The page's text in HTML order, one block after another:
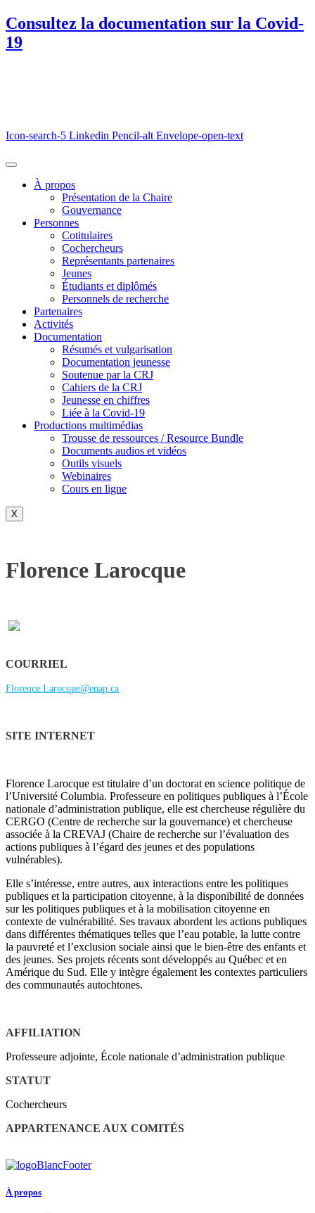
Consultez la documentation sur la Covid-
19
Icon-search-5 Linkedin Pencil-alt Envelope-open-text
À propos
Présentation de la Chaire
Gouvernance
Personnes
Cotitulaires
Cochercheurs
Représentants partenaires
Jeunes
Étudiants et diplômés
Personnels de recherche
Partenaires
Activités
Documentation
Résumés et vulgarisation
Documentation jeunesse
Soutenue par la CRJ
Cahiers de la CRJ
Jeunesse en chiffres
Liée à la Covid-19
Productions multimédias
Trousse de ressources / Resource Bundle
Documents audios et vidéos
Outils visuels
Webinaires
Cours en ligne
X
Florence Larocque
COURRIEL
Florence.Larocque@enap.ca
SITE INTERNET
Florence Larocque est titulaire d’un doctorat en science politique de
l’Université Columbia. Professeure en politiques publiques à l’École
nationale d’administration publique, elle est chercheuse régulière du
CERGO (Centre de recherche sur la gouvernance) et chercheuse
associée à la CREVAJ (Chaire de recherche sur l’évaluation des
actions publiques à l’égard des jeunes et des populations
vulnérables).
Elle s’intéresse, entre autres, aux interactions entre les politiques
publiques et la participation citoyenne, à la disponibilité de données
sur les politiques publiques et à la mobilisation citoyenne en
contexte de vulnérabilité. Ses travaux abordent les actions publiques
dans différentes thématiques telles que l’eau potable, la lutte contre
la pauvreté et l’exclusion sociale ainsi que le bien-être des enfants et
des jeunes. Ses projets récents sont développés au Québec et en
Amérique du Sud. Elle y intègre également les contextes particuliers
des communautés autochtones.
AFFILIATION
Professeure adjointe, École nationale d’administration publique
STATUT
Cochercheurs
APPARTENANCE AUX COMITÉS
À propos